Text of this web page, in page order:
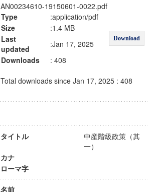
AN00234610-19150601-0022.pdf
Type
:application/pdf
Download
Size
:1.4 MB
Last
updated
:Jan 17, 2025
Downloads
: 408
Total downloads since Jan 17, 2025 : 408
タイトル
中産階級政策（其
一）
カナ
ローマ字
名前